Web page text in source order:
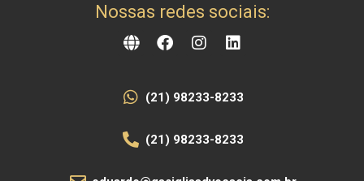
Nossas redes sociais:
(21) 98233-8233
(21) 98233-8233